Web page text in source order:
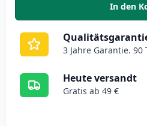
In den, 2
3 Jahre Garantie. 90
Heute versandt
Gratis ab 49 €